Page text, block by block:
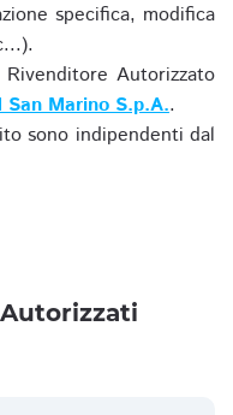
specifica, modifica
Autorizzato
San Marino S.p.A..
sono indipendenti dal